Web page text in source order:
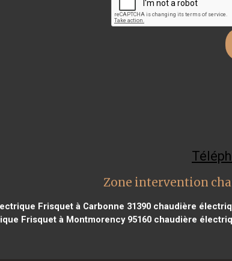
Zone intervention
Frisquet à Carbonne 31390chaudière
Frisquet à Montmorency 95160 chaudière